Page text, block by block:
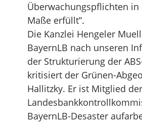
Überwachungspflichten
Maße erfüllt”.
Die Kanzlei Hengeler
BayernLB nach unseren
der Strukturierung der
kritisiert der Grünen-
Hallitzky. Er ist Mitglied der
BayernLB-Desaster